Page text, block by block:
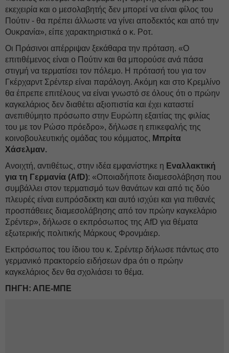
εκεχειρία και ο μεσολαβητής δεν μπορεί να είναι φίλος του
Πούτιν - θα πρέπει άλλωστε να γίνει αποδεκτός και από την
Ουκρανία», είπε χαρακτηριστικά ο κ. Ροτ.
Οι Πράσινοι απέρριψαν ξεκάθαρα την πρόταση. «Ο
επιτιθέμενος είναι ο Πούτιν και θα μπορούσε ανά πάσα
στιγμή να τερματίσει τον πόλεμο. Η πρότασή του για τον
Γκέρχαρντ Σρέντερ είναι παράλογη. Ακόμη και στο Κρεμλίνο
θα έπρεπε επιτέλους να είναι γνωστό σε όλους ότι ο πρώην
καγκελάριος δεν διαθέτει αξιοπιστία και έχει καταστεί
ανεπιθύμητο πρόσωπο στην Ευρώπη εξαιτίας της φιλίας
του με τον Ρώσο πρόεδρο», δήλωσε η επικεφαλής της
κοινοβουλευτικής ομάδας του κόμματος, Μπρίτα
Χάσελμαν.
Ανοιχτή, αντιθέτως, στην ιδέα εμφανίστηκε η Εναλλακτική
για τη Γερμανία (AfD): «Οποιαδήποτε διαμεσολάβηση που
συμβάλλει στον τερματισμό των θανάτων και από τις δύο
πλευρές είναι ευπρόσδεκτη και αυτό ισχύει και για πιθανές
προσπάθειες διαμεσολάβησης από τον πρώην καγκελάριο
Σρέντερ», δήλωσε ο εκπρόσωπος της AfD για θέματα
εξωτερικής πολιτικής Μάρκους Φρονμάιερ.
Εκπρόσωπος του ίδιου του κ. Σρέντερ δήλωσε πάντως στο
γερμανικό πρακτορείο ειδήσεων dpa ότι ο πρώην
καγκελάριος δεν θα σχολιάσει το θέμα.
ΠΗΓΗ: ΑΠΕ-ΜΠΕ